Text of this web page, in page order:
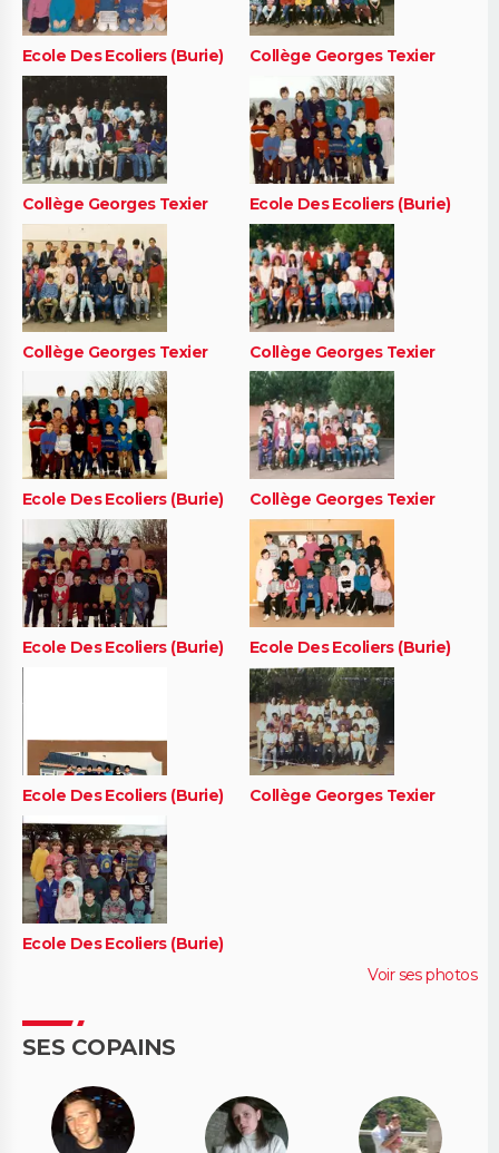
Ecole Des Ecoliers (Burie) Collège Georges Texier
Collège Georges Texier Ecole Des Ecoliers (Burie)
Collège Georges Texier Collège Georges Texier
Ecole Des Ecoliers (Burie) Collège Georges Texier
Ecole Des Ecoliers (Burie) Ecole Des Ecoliers (Burie)
Ecole Des Ecoliers (Burie) Collège Georges Texier
Ecole Des Ecoliers (Burie)
Voir ses photos
SES COPAINS